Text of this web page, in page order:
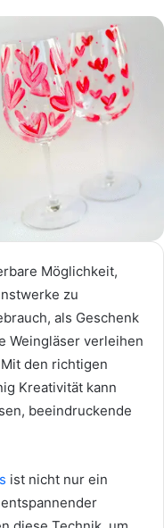
Möglichkeit,
zu
als Geschenk
Weingläser verleihen
den richtigen
Kreativität kann
beeindruckende
ist nicht nur ein